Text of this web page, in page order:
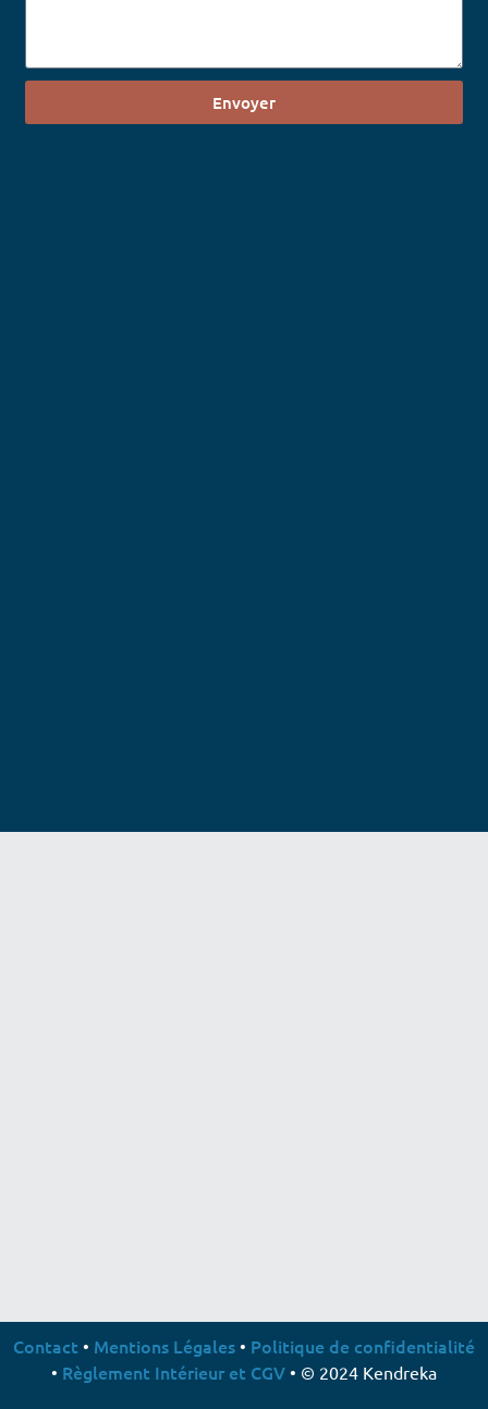
Envoyer
Contact • Mentions Légales • Politique de confidentialité
• Règlement Intérieur et CGV • © 2024 Kendreka